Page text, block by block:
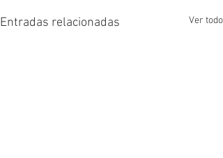
Entradas relacionadas Ver todo